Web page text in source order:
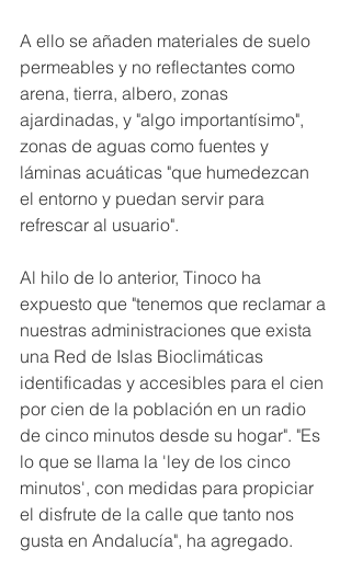
A ello se añaden materiales de suelo
permeables y no reflectantes como
arena, tierra, albero, zonas
ajardinadas, y "algo importantísimo",
zonas de aguas como fuentes y
láminas acuáticas "que humedezcan
el entorno y puedan servir para
refrescar al usuario".
Al hilo de lo anterior, Tinoco ha
expuesto que "tenemos que reclamar a
nuestras administraciones que exista
una Red de Islas Bioclimáticas
identificadas y accesibles para el cien
por cien de la población en un radio
de cinco minutos desde su hogar". "Es
lo que se llama la 'ley de los cinco
minutos', con medidas para propiciar
el disfrute de la calle que tanto nos
gusta en Andalucía", ha agregado.